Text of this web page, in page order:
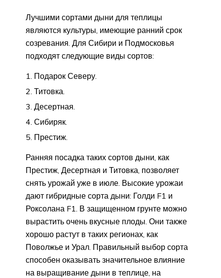
Лучшими сортами дыни для теплицы
являются культуры, имеющие ранний срок
созревания. Для Сибири и Подмосковья
подходят следующие виды сортов:
Подарок Северу.
Титовка.
Десертная.
Сибиряк.
Престиж.
Ранняя посадка таких сортов дыни, как
Престиж, Десертная и Титовка, позволяет
снять урожай уже в июле. Высокие урожаи
дают гибридные сорта дыни: Голди F1 и
Роксолана F1. В защищенном грунте можно
вырастить очень вкусные плоды. Они также
хорошо растут в таких регионах, как
Поволжье и Урал. Правильный выбор сорта
способен оказывать значительное влияние
на выращивание дыни в теплице, на